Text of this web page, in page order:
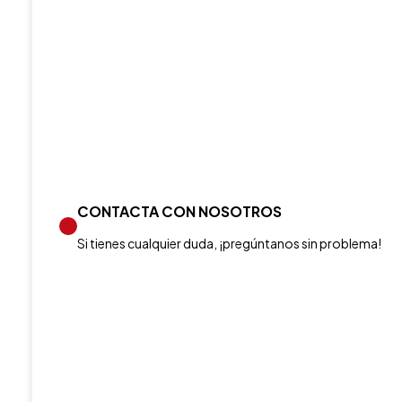
CONTACTA CON NOSOTROS
Si tienes cualquier duda, ¡pregúntanos sin problema!